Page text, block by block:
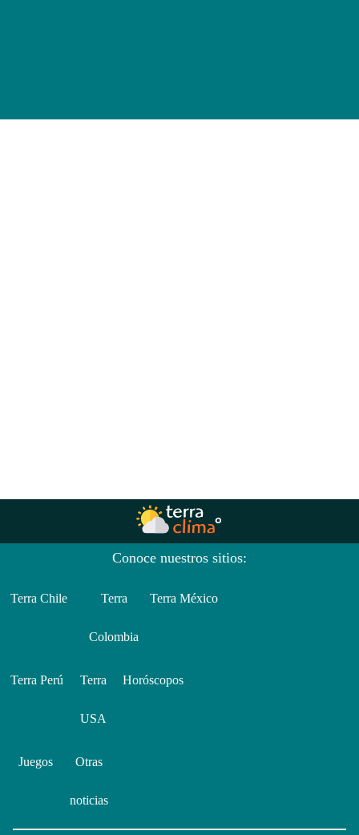
Conoce nuestros sitios:
Terra Chile Terra
Colombia
Terra México
Terra Perú Terra
USA
Horóscopos
Juegos Otras
noticias